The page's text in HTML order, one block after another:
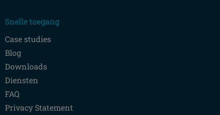
Snelle toegang
Case studies
Blog
Downloads
Diensten
FAQ
Privacy Statement